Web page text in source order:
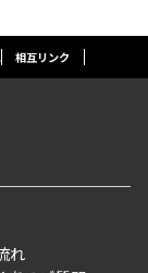
相互リンク
れ